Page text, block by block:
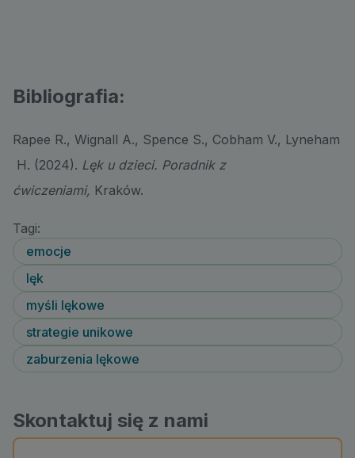
Bibliografia:
Rapee R., Wignall A., Spence S., Cobham V., Lyneham
H. (2024). Lęk u dzieci. Poradnik z
ćwiczeniami, Kraków.
Tagi:
emocje
lęk
myśli lękowe
strategie unikowe
zaburzenia lękowe
Skontaktuj się z nami